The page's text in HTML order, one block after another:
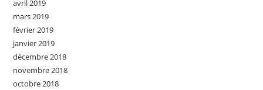
avril 2019
mars 2019
février 2019
janvier 2019
décembre 2018
novembre 2018
octobre 2018